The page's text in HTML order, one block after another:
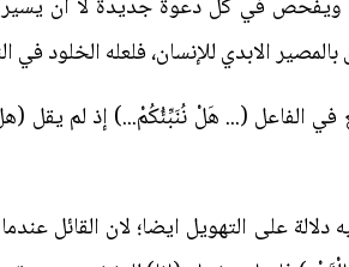
الابدي للإنسان، فلعله الخلود في
الفاعل (... هَلْ نُنَبِّئُكُمْ...) إذ لم يقل (هل
دلالة على التهويل ايضا؛ لان